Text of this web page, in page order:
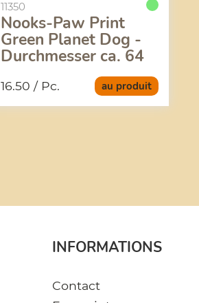
11350
Nooks-Paw Print
Green Planet Dog -
Durchmesser ca. 64
au produit
16.50 / Pc.
INFORMATIONS
Contact